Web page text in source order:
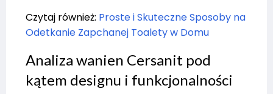
Czytaj również: Proste i Skuteczne Sposoby na
Odetkanie Zapchanej Toalety w Domu
Analiza wanien Cersanit pod
kątem designu i funkcjonalności